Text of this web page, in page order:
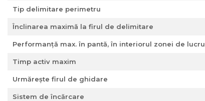
Tip delimitare perimetru
Înclinarea maximă la firul de delimitare
Performanță max. în pantă, în interiorul zonei de lucru
Timp activ maxim
Urmărește firul de ghidare
Sistem de încărcare